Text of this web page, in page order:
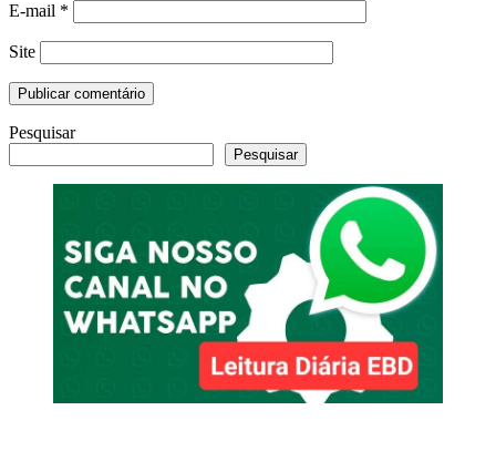
E-mail *
Site
Pesquisar
Pesquisar